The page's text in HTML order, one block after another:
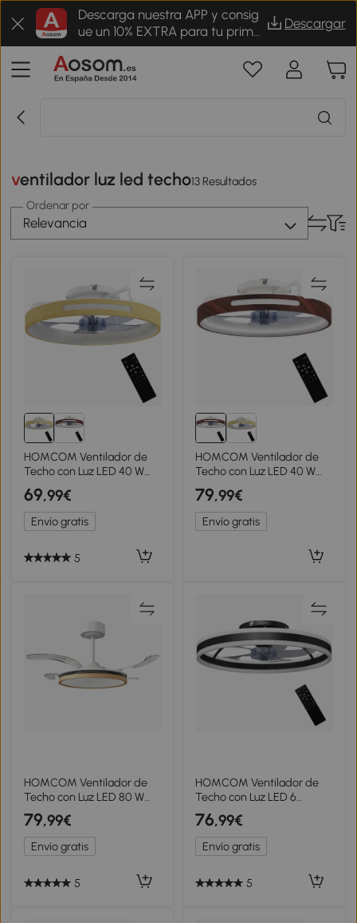
Descarga nuestra APP y consig
ue un 10% EXTRA para tu prime
r pedido
Descargar
ventilador luz led techo13 Resultados
Ordenar por
Relevancia
HOMCOM Ventilador de
Techo con Luz LED 40 W
Motor DC Reversible
Mando a Distancia 6
Velocidades 3 Colores
Temporizador Natural
69,99€
Envío gratis
5
HOMCOM Ventilador de
Techo con Luz LED 40 W
Motor DC Reversible
Mando a Distancia 6
Velocidades 3 Colores
Temporizador Teca
79,99€
Envío gratis
HOMCOM Ventilador de
Techo con Luz LED 80 W
Motor DC Reversible
Mando a Distancia 6
Velocidades Temporizador
Ø95 cm Natural
79,99€
Envío gratis
5
HOMCOM Ventilador de
Techo con Luz LED 6
Velocidades Motor
Reversible y Control
Remoto Potencia 45W
Ø50x13,5 cm Negro
76,99€
Envío gratis
5